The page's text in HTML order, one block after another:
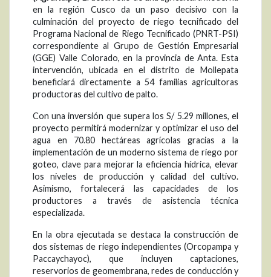
en la región Cusco da un paso decisivo con la
culminación del proyecto de riego tecnificado del
Programa Nacional de Riego Tecnificado (PNRT-PSI)
correspondiente al Grupo de Gestión Empresarial
(GGE) Valle Colorado, en la provincia de Anta. Esta
intervención, ubicada en el distrito de Mollepata
beneficiará directamente a 54 familias agricultoras
productoras del cultivo de palto.
Con una inversión que supera los S/ 5.29 millones, el
proyecto permitirá modernizar y optimizar el uso del
agua en 70.80 hectáreas agrícolas gracias a la
implementación de un moderno sistema de riego por
goteo, clave para mejorar la eficiencia hídrica, elevar
los niveles de producción y calidad del cultivo.
Asimismo, fortalecerá las capacidades de los
productores a través de asistencia técnica
especializada.
En la obra ejecutada se destaca la construcción de
dos sistemas de riego independientes (Orcopampa y
Paccaychayoc), que incluyen captaciones,
reservorios de geomembrana, redes de conducción y